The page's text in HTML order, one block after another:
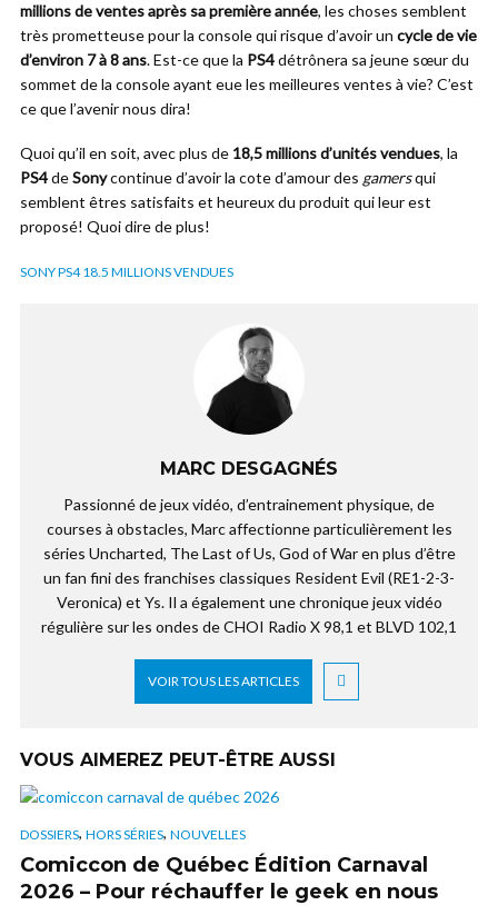
millions de ventes après sa première année, les choses semblent
très prometteuse pour la console qui risque d’avoir un cycle de vie
d’environ 7 à 8 ans. Est-ce que la PS4détrônera sa jeune sœur du
sommet de la console ayant eue les meilleures ventes à vie? C’est
ce que l’avenir nous dira!
Quoi qu’il en soit, avec plus de 18,5 millions d’unités vendues, la
PS4deSonycontinue d’avoir la cote d’amour des gamersqui
semblent êtres satisfaits et heureux du produit qui leur est
proposé! Quoi dire de plus!
SONY PS4 18.5 MILLIONS VENDUES
MARC DESGAGNÉS
Passionné de jeux vidéo, d’entrainement physique, de
courses à obstacles, Marc affectionne particulièrement les
séries Uncharted, The Last of Us, God of War en plus d’être
un fan fini des franchises classiques Resident Evil (RE1-2-3-
Veronica) et Ys. Il a également une chronique jeux vidéo
régulière sur les ondes de CHOI Radio X 98,1 et BLVD 102,1
VOIR TOUS LES ARTICLES
VOUS AIMEREZ PEUT-ÊTRE AUSSI
DOSSIERS, HORS SÉRIES, NOUVELLES
Comiccon de Québec Édition Carnaval
2026 – Pour réchauffer le geek en nous